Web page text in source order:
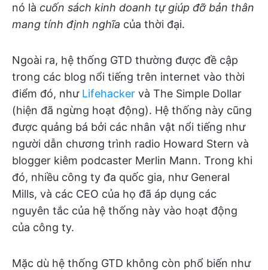
nó là cuốn sách kinh doanh tự giúp đỡ bản thân
mang tính định nghĩa của thời đại.
Ngoài ra, hệ thống GTD thường được đề cập
trong các blog nổi tiếng trên internet vào thời
điểm đó, như Lifehacker và The Simple Dollar
(hiện đã ngừng hoạt động). Hệ thống này cũng
được quảng bá bởi các nhân vật nổi tiếng như
người dẫn chương trình radio Howard Stern và
blogger kiêm podcaster Merlin Mann. Trong khi
đó, nhiều công ty đa quốc gia, như General
Mills, và các CEO của họ đã áp dụng các
nguyên tắc của hệ thống này vào hoạt động
của công ty.
Mặc dù hệ thống GTD không còn phổ biến như